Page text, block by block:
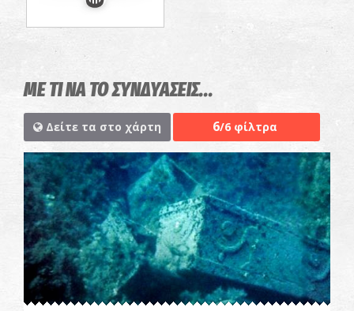
ΜΕ ΤΙ ΝΑ ΤΟ ΣΥΝΔΥΑΣΕΙΣ...
Δείτε τα στο χάρτη 6/6 φίλτρα